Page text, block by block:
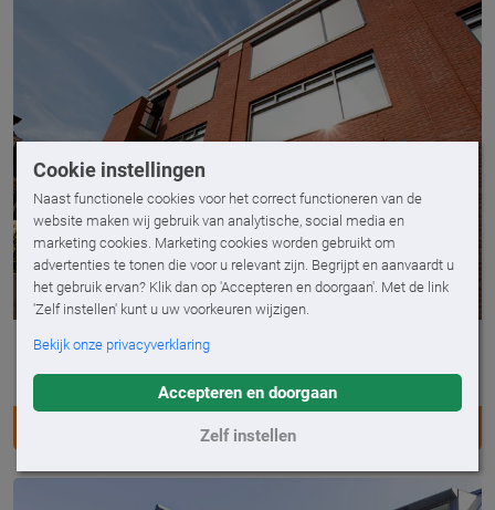
Cookie instellingen
Naast functionele cookies voor het correct functioneren van de
website maken wij gebruik van analytische, social media en
marketing cookies. Marketing cookies worden gebruikt om
advertenties te tonen die voor u relevant zijn. Begrijpt en aanvaardt u
het gebruik ervan? Klik dan op 'Accepteren en doorgaan'. Met de link
'Zelf instellen' kunt u uw voorkeuren wijzigen.
Bekijk onze privacyverklaring
Accepteren en doorgaan
Zelf instellen
Ambiance Siena XL
Screen voor zeer grote oppervlaktes